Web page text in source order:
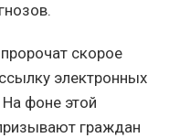
скорое
электронных
фоне этой
граждан